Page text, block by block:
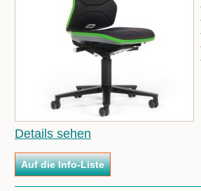
Details sehen